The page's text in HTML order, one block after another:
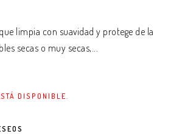
limpia con suavidad y protege de la
secas o muy secas,...
DISPONIBLE.